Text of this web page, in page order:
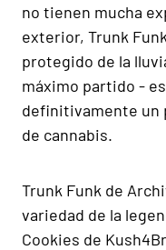
no tienen mucha
exterior, Trunk
protegido de la
máximo partido -
definitivamente un
de cannabis.
Trunk Funk de
variedad de la
Cookies de